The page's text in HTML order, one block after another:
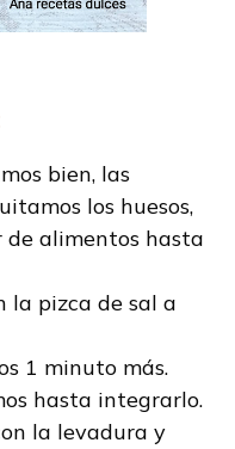
bien, las
los huesos,
alimentos hasta
la pizca de sal a
1 minuto más.
hasta integrarlo.
la levadura y